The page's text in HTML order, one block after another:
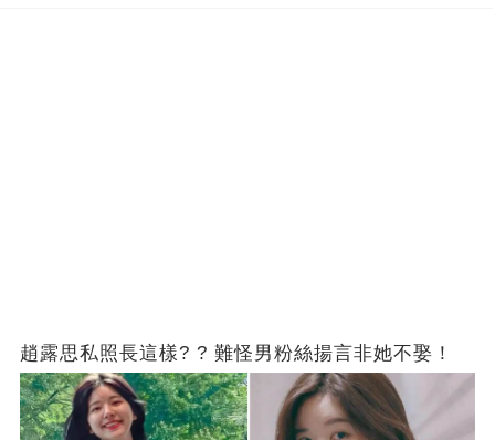
趙露思私照長這樣? ? 難怪男粉絲揚言非她不娶！